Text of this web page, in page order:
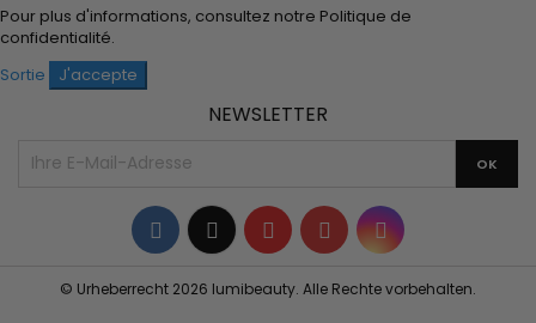
Pour plus d'informations, consultez notre Politique de
confidentialité.
Sortie
J'accepte
NEWSLETTER
Facebook
TwitterYouTubePinterestInstagram
© Urheberrecht 2026 lumibeauty. Alle Rechte vorbehalten.